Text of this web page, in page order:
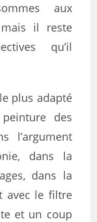
aux
il reste
qu’il
plus adapté
des
l’argument
dans la
dans la
avec le filtre
et un coup